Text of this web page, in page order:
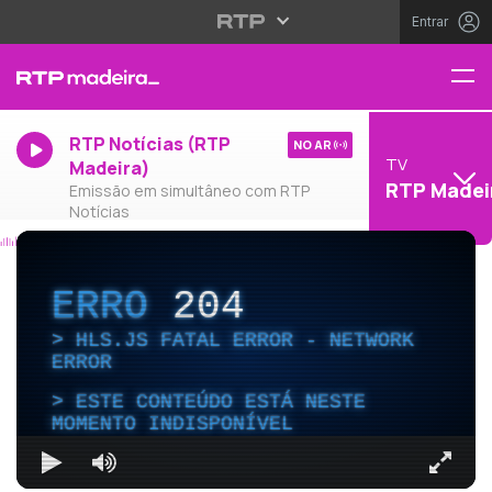
Entrar
RTP Notícias (RTP
Madeira)
Emissão em simultâneo com RTP
Notícias
NO AR
TV
RTP
ERRO204
HLS.JS FATAL ERROR - NETWORK
ERROR
ESTE CONTEÚDO ESTÁ NESTE
MOMENTO INDISPONÍVEL